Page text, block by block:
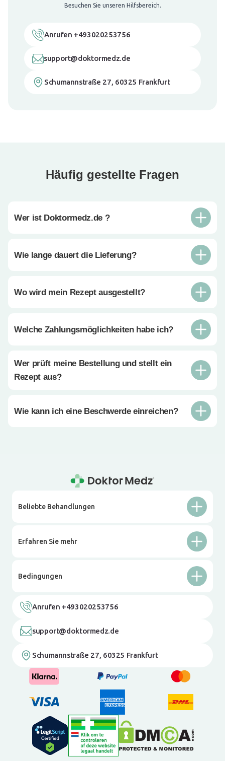
Besuchen Sie unseren Hilfsbereich.
Anrufen +493020253756
support@doktormedz.de
Schumannstraße 27, 60325 Frankfurt
Häufig gestellte Fragen
Wer ist Doktormedz.de ?
Wie lange dauert die Lieferung?
Wo wird mein Rezept ausgestellt?
Welche Zahlungsmöglichkeiten habe ich?
Wer prüft meine Bestellung und stellt ein
Rezept aus?
Wie kann ich eine Beschwerde einreichen?
Beliebte Behandlungen
Erfahren Sie mehr
Bedingungen
Anrufen +493020253756
support@doktormedz.de
Schumannstraße 27, 60325 Frankfurt